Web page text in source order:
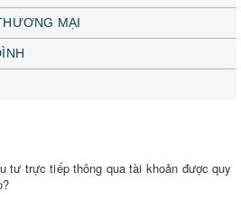
MẠI
tư trực tiếp thông qua tài khoản được quy